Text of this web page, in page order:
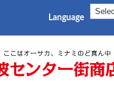
Language